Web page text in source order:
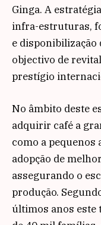
Ginga. A
infra-estruturas,
e disponibilização
objectivo de
prestígio
No âmbito deste
adquirir café a
como a
adopção de
assegurando o
produção.
últimos anos este